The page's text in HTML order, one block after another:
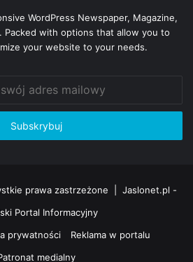
WordPress Newspaper, Magazine,
Packed with options that allow you to
your website to your needs.
prawa zastrzeżone | Jaslonet.pl -
Portal Informacyjny
prywatności
Reklama w portalu
medialny